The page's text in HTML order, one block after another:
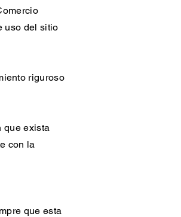
uso del sitio
riguroso
que exista
con la
que esta